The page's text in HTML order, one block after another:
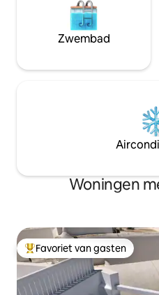
Zwembad
Woningen
Topfavoriet van gasten
Favoriet van gasten